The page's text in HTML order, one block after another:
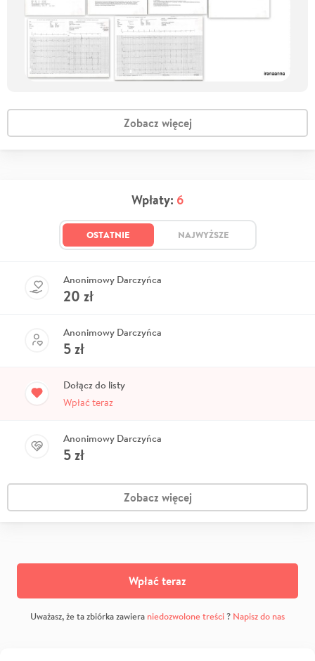
Zobacz więcej
Wpłaty: 6
OSTATNIE NAJWYŻSZE
Anonimowy Darczyńca
20 zł
Anonimowy Darczyńca
5zł
Dołącz do listy
Wpłać teraz
Anonimowy Darczyńca
5zł
Zobacz więcej
Wpłać teraz
Uważasz, że ta zbiórka zawiera niedozwolone treści? Napisz do nas